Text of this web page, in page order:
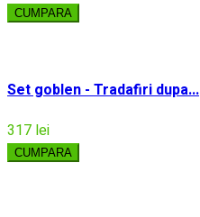
CUMPARA
Set goblen - Tradafiri dupa...
317 lei
CUMPARA